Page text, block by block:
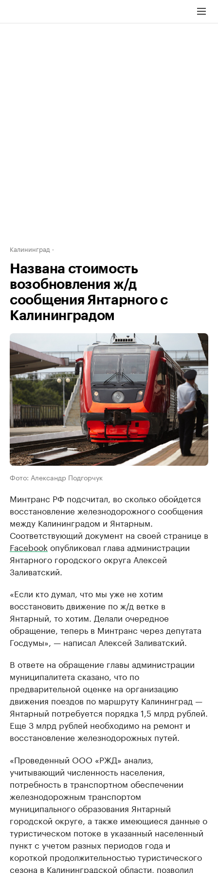
Калининград
Названа стоимость
возобновления ж/д
сообщения Янтарного с
Калининградом
Фото: Александр Подгорчук
Минтранс РФ подсчитал, во сколько обойдется
восстановление железнодорожного сообщения
между Калининградом и Янтарным.
Соответствующий документ на своей странице в
Facebook опубликовал глава администрации
Янтарного городского округа Алексей
Заливатский.
«Если кто думал, что мы уже не хотим
восстановить движение по ж/д ветке в
Янтарный, то хотим. Делали очередное
обращение, теперь в Минтранс через депутата
Госдумы», — написал Алексей Заливатский.
В ответе на обращение главы администрации
муниципалитета сказано, что по
предварительной оценке на организацию
движения поездов по маршруту Калининград —
Янтарный потребуется порядка 1,5 млрд рублей.
Еще 3 млрд рублей необходимо на ремонт и
восстановление железнодорожных путей.
«Проведенный ООО «РЖД» анализ,
учитывающий численность населения,
потребность в транспортном обеспечении
железнодорожным транспортом
муниципального образования Янтарный
городской округе, а также имеющиеся данные о
туристическом потоке в указанный населенный
пункт с учетом разных периодов года и
короткой продолжительностью туристического
сезона в Калининградской области, позволил